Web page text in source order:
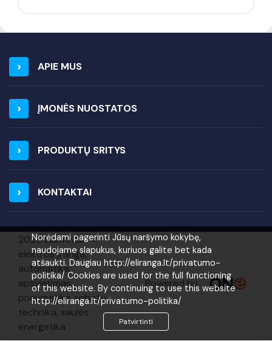
Norėdami pagerinti Jūsų naršymo kokybę,
naudojame slapukus, kuriuos galite bet kada
atšaukti. Daugiau http://eliranga.lt/privatumo-
politika/ Cookies are used for the full functioning
of this website. By continuing to use this website
http://eliranga.lt/privatumo-politika/
Patvirtinti
APIE MUS
ĮMONĖS NUOSTATOS
PRODUKTŲ SRITYS
KONTAKTAI
2026 ELIRANGA =
elektros įranga,
automatika,
apšvietimas,
pneumatika, robotų
technika, saulės
energetika
Powered by